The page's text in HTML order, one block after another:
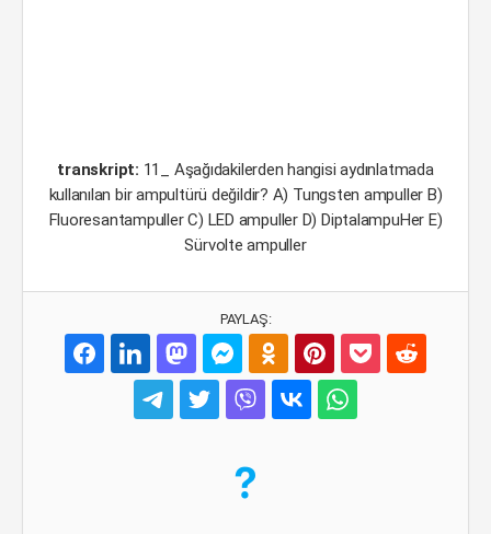
transkript: 11_ Aşağıdakilerden hangisi aydınlatmada
kullanılan bir ampultürü değildir? A) Tungsten ampuller B)
Fluoresantampuller C) LED ampuller D) DiptalampuHer E)
Sürvolte ampuller
PAYLAŞ: